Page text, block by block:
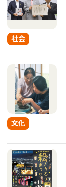
社会
文化